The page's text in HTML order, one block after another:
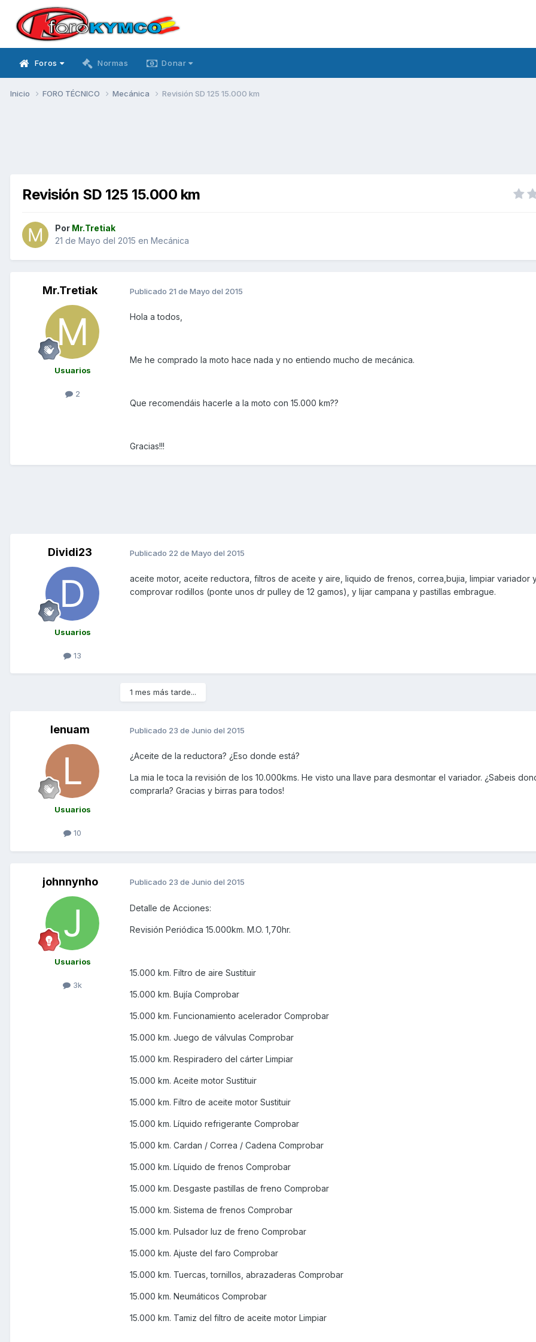
Foros Normas Donar
Inicio FORO TÉCNICO Mecánica Revisión SD 125 15.000 km
Revisión SD 125 15.000 km
Por Mr.Tretiak
21 de Mayo del 2015 en Mecánica
Mr.Tretiak
Usuarios
2
Publicado 21 de Mayo del 2015
Hola a todos,
Me he comprado la moto hace nada y no entiendo mucho de mecánica.
Que recomendáis hacerle a la moto con 15.000 km??
Gracias!!!
Dividi23
Usuarios
13
Publicado 22 de Mayo del 2015
aceite motor, aceite reductora, filtros de aceite y aire, liquido de frenos, correa,bujia, limpiar variador
comprovar rodillos (ponte unos dr pulley de 12 gamos), y lijar campana y pastillas embrague.
1 mes más tarde...
lenuam
Usuarios
10
Publicado 23 de Junio del 2015
¿Aceite de la reductora? ¿Eso donde está?
La mia le toca la revisión de los 10.000kms. He visto una llave para desmontar el variador. ¿Sabeis
comprarla? Gracias y birras para todos!
johnnynho
Usuarios
3k
Publicado 23 de Junio del 2015
Detalle de Acciones:
Revisión Periódica 15.000km. M.O. 1,70hr.
15.000 km. Filtro de aire Sustituir
15.000 km. Bujía Comprobar
15.000 km. Funcionamiento acelerador Comprobar
15.000 km. Juego de válvulas Comprobar
15.000 km. Respiradero del cárter Limpiar
15.000 km. Aceite motor Sustituir
15.000 km. Filtro de aceite motor Sustituir
15.000 km. Líquido refrigerante Comprobar
15.000 km. Cardan / Correa / Cadena Comprobar
15.000 km. Líquido de frenos Comprobar
15.000 km. Desgaste pastillas de freno Comprobar
15.000 km. Sistema de frenos Comprobar
15.000 km. Pulsador luz de freno Comprobar
15.000 km. Ajuste del faro Comprobar
15.000 km. Tuercas, tornillos, abrazaderas Comprobar
15.000 km. Neumáticos Comprobar
15.000 km. Tamiz del filtro de aceite motor Limpiar